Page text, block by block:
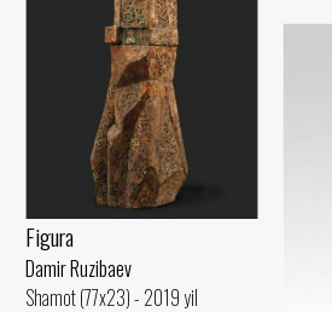
Figura
Damir Ruzibaev
Shamot (77x23) - 2019 yil